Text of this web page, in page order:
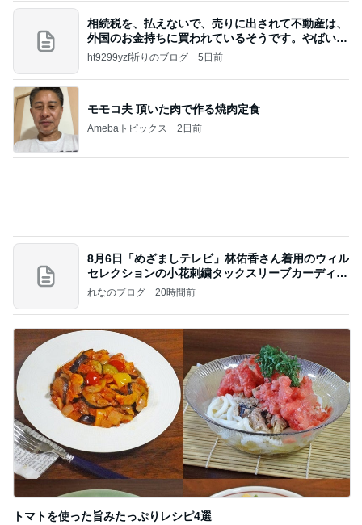
モモコ夫 頂いた肉で作る焼肉定食
Amebaトピックス
8月6日「めざましテレビ」林佑香さん着用のウィル
セレクションの小花刺繍タックスリーブカーディガ
ンれなのブログ 20時間前
トマトを使った旨みたっぷりレシピ4選
Amebaトピックス 1日前
記事を読む
何ヶ月ぶりかの自主的な自宅学習
Amebaトピックス 2日前